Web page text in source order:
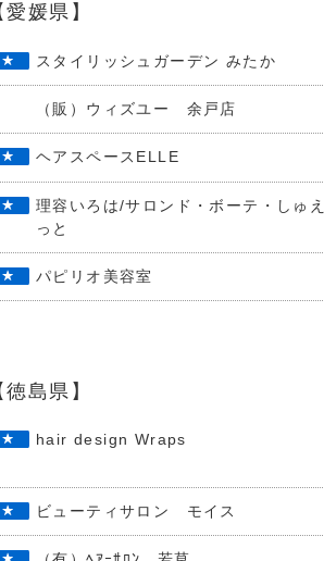
愛媛県】
スタイリッシュガーデン みたか
（販）ウィズユー 余戸店
ヘアスペースELLE
理容いろは/サロンド・ボーテ・しゅえ
っと
パピリオ美容室
徳島県】
hair design Wraps
ビューティサロン モイス